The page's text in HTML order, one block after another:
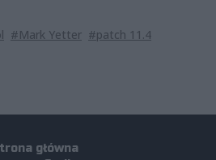
#Mark Yetter #patch 11.4
główna